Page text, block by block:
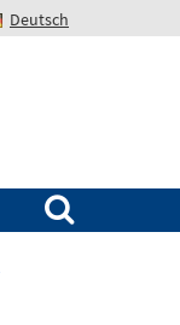
Deutsch
Search for: